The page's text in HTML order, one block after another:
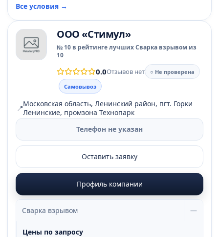
Все условия →
ООО «Стимул»
№ 10 в рейтинге лучших Сварка взрывом из
10
0.0Отзывов нет
○ Не проверена
Самовывоз
📍Московская область, Ленинский район, пгт. Горки
Ленинские, промзона Технопарк
Телефон не указан
Оставить заявку
Профиль компании
Сварка взрывом —
Цены по запросу